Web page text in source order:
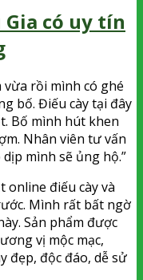
Gia có uy tín
vừa rồi mình có ghé
bố. Điếu cày tại đây
Bố mình hút khen
Nhân viên tư vấn
mình sẽ ủng hộ.”
online điếu cày và
Mình rất bất ngờ
Sản phẩm được
vị mộc mạc,
đẹp, độc đáo, dễ sử